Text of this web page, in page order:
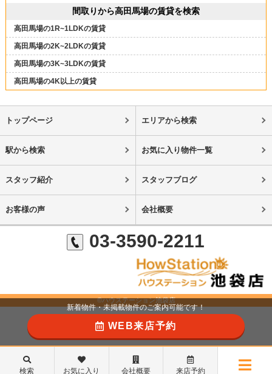
間取りから高田馬場の賃貸を検索
高田馬場の1R~1LDKの賃貸
高田馬場の2K~2LDKの賃貸
高田馬場の3K~3LDKの賃貸
高田馬場の4K以上の賃貸
トップページ エリアから検索
駅から検索 お気に入り物件一覧
スタッフ紹介 スタッフブログ
お客様の声 会社概要
03-3590-2211
©ハウステーション池袋店
検索 お気に入り 会社概要 来店予約
新着物件・未掲載物件のご案内可能です！
WEB来店予約